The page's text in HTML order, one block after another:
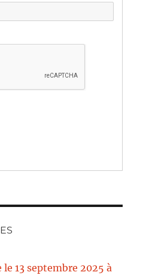
13 septembre 2025 à